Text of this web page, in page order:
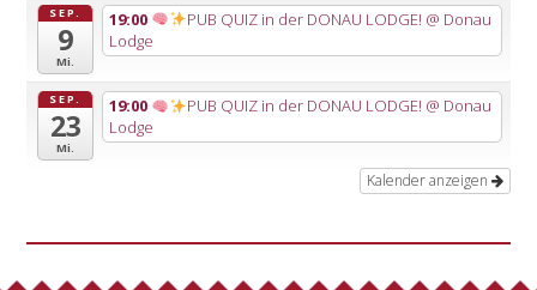
SEP.
9
Mi.
19:00 PUB QUIZ in der DONAU LODGE! @ Donau
Lodge
SEP.
23
Mi.
19:00 PUB QUIZ in der DONAU LODGE! @ Donau
Lodge
Kalender anzeigen